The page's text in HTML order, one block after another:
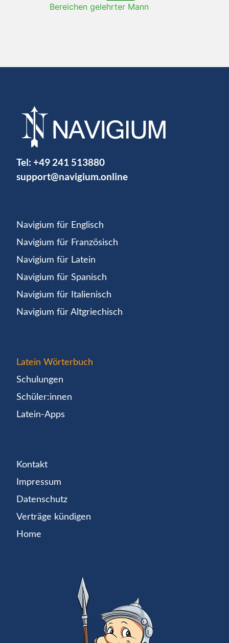
Bereichen gelehrter Mann
Tel: +49 241 513880
support@navigium.online
Navigium für Englisch
Navigium für Französisch
Navigium für Latein
Navigium für Spanisch
Navigium für Italienisch
Navigium für Altgriechisch
Latein Wörterbuch
Schulungen
Schüler:innen
Latein-Apps
Kontakt
Impressum
Datenschutz
Verträge kündigen
Home